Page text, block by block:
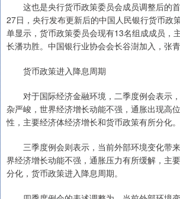
这也是央行货币政策委员会成员调整后的
27日，央行发布更新后的中国人民银行货币政
单显示，货币政策委员会现有13名组成成员，
长潘功胜。中国银行业协会会长谷澍加入，张
货币政策进入降息周期
对于国际经济金融环境，二季度例会表示
杂严峻，世界经济增长动能不强，通胀出现高
性，主要经济体经济增长和货币政策有所分化。
三季度例会则表示，当前外部环境变化带
界经济增长动能不强，通胀压力有所缓解，主
分化，货币政策进入降息周期。